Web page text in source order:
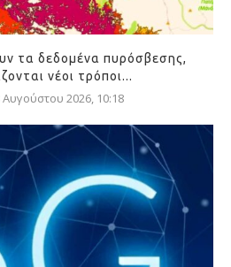
τα δεδομένα πυρόσβεσης,
νέοι τρόποι...
2026, 10:18